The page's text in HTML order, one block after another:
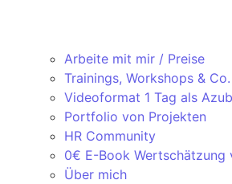
Arbeite mit mir / Preise
Trainings, Workshops & Co.
Videoformat 1 Tag als
Portfolio von Projekten
HR Community
0€ E-Book Wertschätzung
Über mich